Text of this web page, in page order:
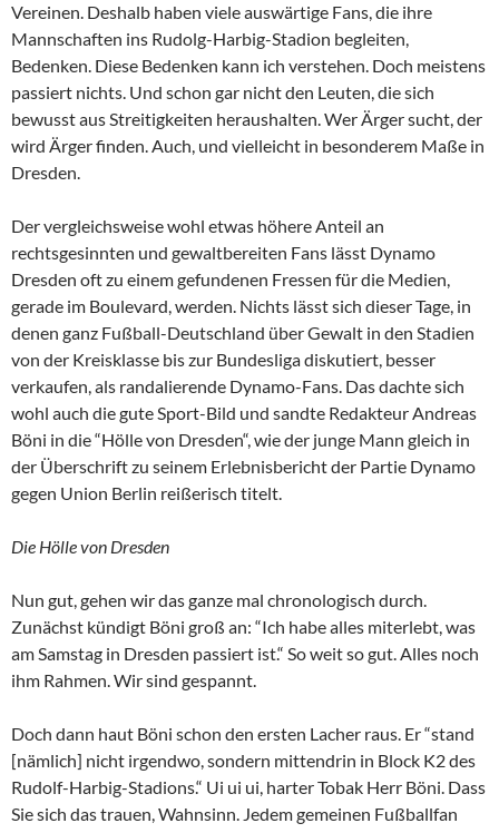
Vereinen. Deshalb haben viele auswärtige Fans, die ihre
Mannschaften ins Rudolg-Harbig-Stadion begleiten,
Bedenken. Diese Bedenken kann ich verstehen. Doch meistens
passiert nichts. Und schon gar nicht den Leuten, die sich
bewusst aus Streitigkeiten heraushalten. Wer Ärger sucht, der
wird Ärger finden. Auch, und vielleicht in besonderem Maße in
Dresden.
Der vergleichsweise wohl etwas höhere Anteil an
rechtsgesinnten und gewaltbereiten Fans lässt Dynamo
Dresden oft zu einem gefundenen Fressen für die Medien,
gerade im Boulevard, werden. Nichts lässt sich dieser Tage, in
denen ganz Fußball-Deutschland über Gewalt in den Stadien
von der Kreisklasse bis zur Bundesliga diskutiert, besser
verkaufen, als randalierende Dynamo-Fans. Das dachte sich
wohl auch die gute Sport-Bild und sandte Redakteur Andreas
Böni in die “Hölle von Dresden“, wie der junge Mann gleich in
der Überschrift zu seinem Erlebnisbericht der Partie Dynamo
gegen Union Berlin reißerisch titelt.
Die Hölle von Dresden
Nun gut, gehen wir das ganze mal chronologisch durch.
Zunächst kündigt Böni groß an: “Ich habe alles miterlebt, was
am Samstag in Dresden passiert ist.“ So weit so gut. Alles noch
ihm Rahmen. Wir sind gespannt.
Doch dann haut Böni schon den ersten Lacher raus. Er “stand
[nämlich] nicht irgendwo, sondern mittendrin in Block K2 des
Rudolf-Harbig-Stadions.“ Ui ui ui, harter Tobak Herr Böni. Dass
Sie sich das trauen, Wahnsinn. Jedem gemeinen Fußballfan